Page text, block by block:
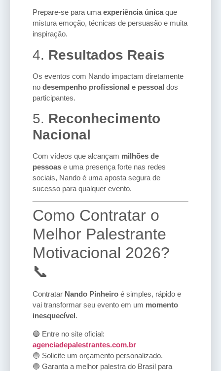
Prepare-se para uma experiência únicaque
mistura emoção, técnicas de persuasão e muita
inspiração.
4. Resultados Reais
Os eventos com Nando impactam diretamente
no desempenho profissional e pessoal dos
participantes.
5. Reconhecimento
Nacional
Com vídeos que alcançam milhões de
pessoas e uma presença forte nas redes
sociais, Nando é uma aposta segura de
sucesso para qualquer evento.
Como Contratar o
Melhor Palestrante
Motivacional 2026?
📞
Contratar Nando Pinheiro é simples, rápido e
vai transformar seu evento em um momento
inesquecível.
🔵 Entre no site oficial:
agenciadepalestrantes.com.br
🔵 Solicite um orçamento personalizado.
🔵 Garanta a melhor palestra do Brasil para